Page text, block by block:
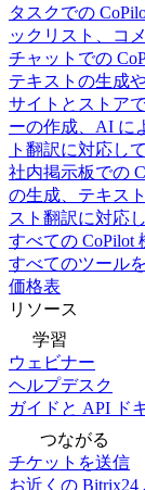
タスクでの
ックリスト、コ
チャットでの
テキストの生成
サイトとストア
ーの作成、AI に
ト翻訳に対応し
社内掲示板での
の生成、テキス
スト翻訳に対応
すべての CoPilot
すべてのツール
価格表
リソース
学習
ウェビナー
ヘルプデスク
ガイドと API ド
つながる
チケットを送信
お近くの